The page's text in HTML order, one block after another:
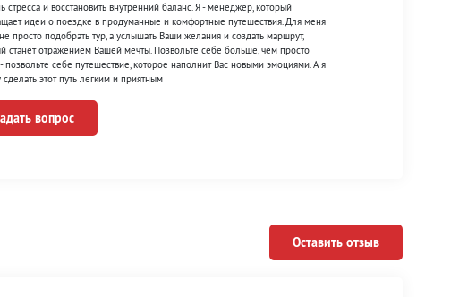
стресса и восстановить внутренний баланс. Я - менеджер, который
идеи о поездке в продуманные и комфортные путешествия. Для меня
просто подобрать тур, а услышать Ваши желания и создать маршрут,
станет отражением Вашей мечты. Позвольте себе больше, чем просто
- позвольте себе путешествие, которое наполнит Вас новыми эмоциями. А я
сделать этот путь легким и приятным
вопрос
Оставить отзыв